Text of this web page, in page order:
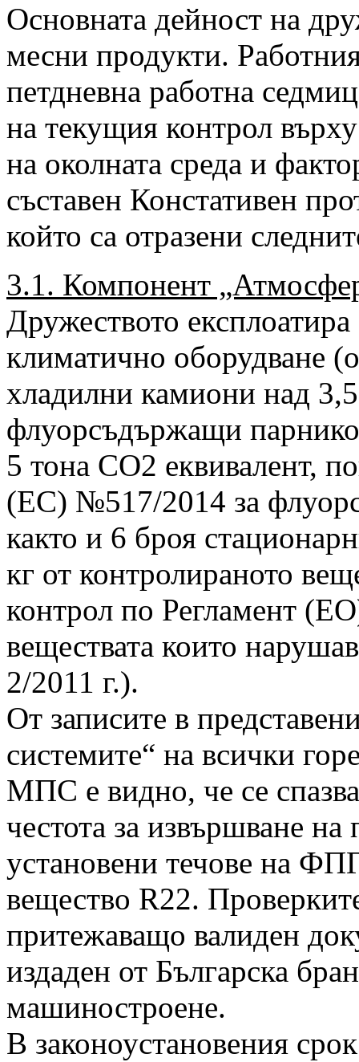
Основната дейност на
месни продукти.
петдневна работна
на текущия контрол
на околната среда и
съставен Констативен
който са отразени
3.1. Компонент
Дружеството
климатично оборудване
хладилни камиони над
флуорсъдържащи
5 тона СО2 еквивалент,
(ЕС) №517/2014 за
както и 6 броя
кг от контролираното
контрол по Регламент
веществата които
2/2011 г.).
От записите в
системите“ на всички
МПС е видно, че се
честота за извършване
установени течове на
вещество R22.
притежаващо валиден
издаден от Българска
машиностроене.
В законоустановения